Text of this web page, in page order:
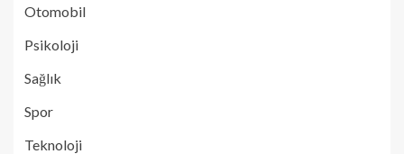
Otomobil
Psikoloji
Sağlık
Spor
Teknoloji